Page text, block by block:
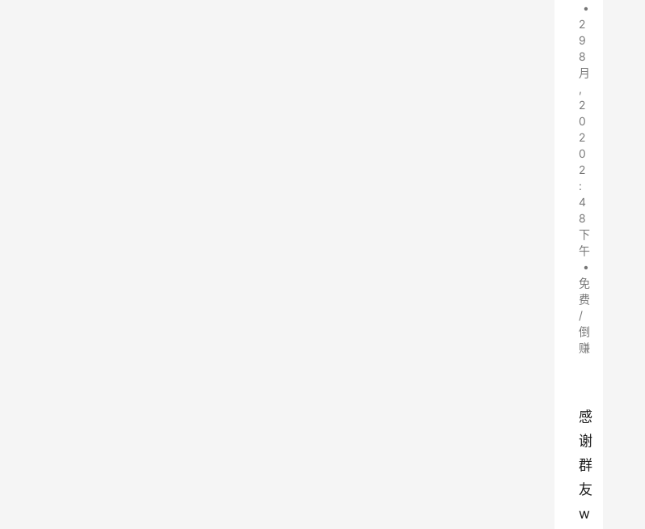
•
2
9
8
月
,
2
0
2
0
2
:
4
8
下
午
•
免
费
/
倒
赚
感
谢
群
友
w